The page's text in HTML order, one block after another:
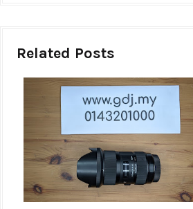
Related Posts